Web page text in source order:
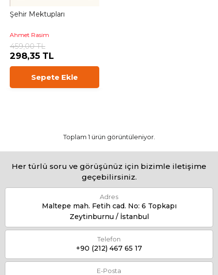
Şehir Mektupları
Ahmet Rasim
459,00 TL
298,35 TL
Sepete Ekle
Toplam 1 ürün görüntüleniyor.
Her türlü soru ve görüşünüz için bizimle iletişime
geçebilirsiniz.
Adres
Maltepe mah. Fetih cad. No: 6 Topkapı
Zeytinburnu / İstanbul
Telefon
+90 (212) 467 65 17
E-Posta